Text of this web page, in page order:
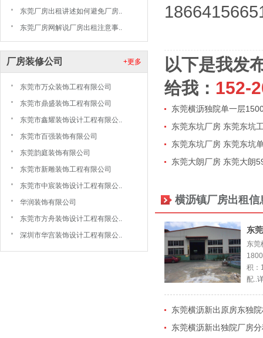
东莞厂房出租讲述如何避免厂房..
东莞厂房网解说厂房出租注意事..
+更多
厂房装修公司
东莞市万众装饰工程有限公司
东莞市鼎盛装饰工程有限公司
东莞市鑫耀装饰设计工程有限公..
东莞市百强装饰有限公司
东莞韵庭装饰有限公司
东莞市新雕装饰工程有限公司
东莞市中宸装饰设计工程有限公..
华润装饰有限公司
东莞市方舟装饰设计工程有限公..
深圳市华宫装饰设计工程有限公..
以下是我发
给我： 152-
东莞横沥独院单一层
东莞东坑厂房 东莞东坑
东莞东坑厂房 东莞东坑
东莞大朗厂房 东莞大朗
横沥镇厂房出租信
东
东莞
积：
配..
东莞横沥新出原房东独
东莞横沥新出独院厂房